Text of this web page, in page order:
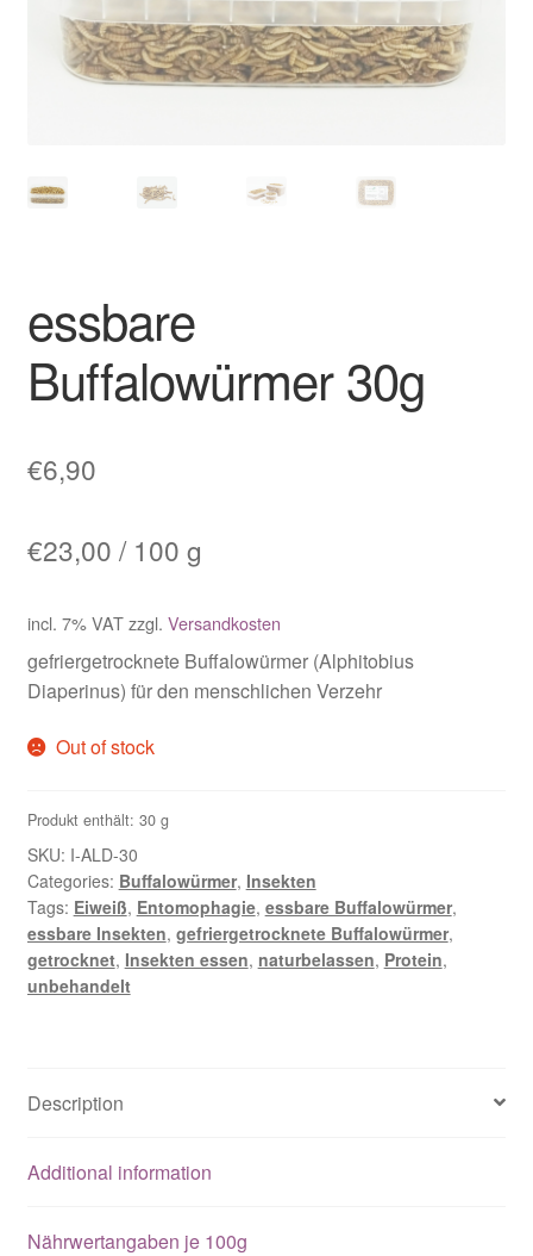
Grillen
Heuschrecken
Kasse
Mehlwürmer
Mein Konto
Mehlwürmer auf Zaziki
Zucchini-Puffer mit Mehlwürmern
Shop
Spezialangebote
Über uns
Versandarten
essbare
Buffalowürmer 30g
€6,90
€23,00 / 100 g
incl. 7% VAT zzgl. Versandkosten
gefriergetrocknete Buffalowürmer (Alphitobius
Diaperinus) für den menschlichen Verzehr
Out of stock
Produkt enthält: 30 g
SKU: I-ALD-30
Categories: Buffalowürmer, Insekten
Tags: Eiweiß, Entomophagie, essbare Buffalowürmer,
essbare Insekten, gefriergetrocknete Buffalowürmer,
getrocknet, Insekten essen, naturbelassen, Protein,
unbehandelt
Description
Additional information
Nährwertangaben je 100g